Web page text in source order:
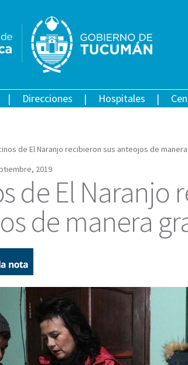
Direcciones Hospitales
de El Naranjo recibieron sus anteojos de
2019
de El Naranjo
de manera